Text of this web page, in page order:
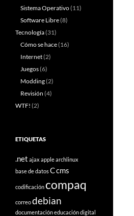
Sistema Operativo(11)
Software Libre(8)
Tecnología(31)
Cómo se hace(16)
Internet(2)
Juegos(6)
Modding(2)
Revisión (4)
WTF! (2)
ETIQUETAS
.net ajax applearchlinux
base de datosCcms
codificacióncompaq
correodebian
documentacióneducación digital